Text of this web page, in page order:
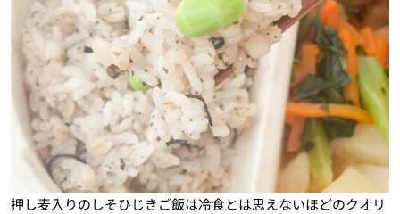
押し麦入りのしそひじきご飯は冷食とは思えないほどのクオリ